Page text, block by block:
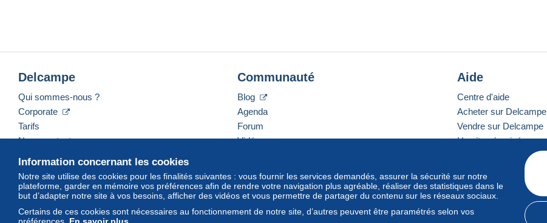
Information concernant les cookies
Notre site utilise des cookies pour les finalités suivantes : vous fournir les services demandés, assurer la sécurité sur notre
plateforme, garder en mémoire vos préférences afin de rendre votre navigation plus agréable, réaliser des statistiques dans le
but d’adapter notre site à vos besoins, afficher des vidéos et vous permettre de partager du contenu sur les réseaux sociaux.
Certains de ces cookies sont nécessaires au fonctionnement de notre site, d’autres peuvent être paramétrés selon vos
préférences. En savoir plus
Delcampe
Qui sommes-nous ?
Corporate
Tarifs
Nous contacter
Communauté
Blog
Agenda
Forum
Vidéos
Aide
Centre d'aide
Acheter sur Delcampe
Vendre sur Delcampe
Un site sécurisé
Français USD America/Indiana/Vevay Mode standard